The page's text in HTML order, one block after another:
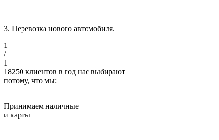
3. Перевозка нового автомобиля.
1
/
1
18250 клиентов в год нас выбирают
потому, что мы:
Принимаем наличные
и карты